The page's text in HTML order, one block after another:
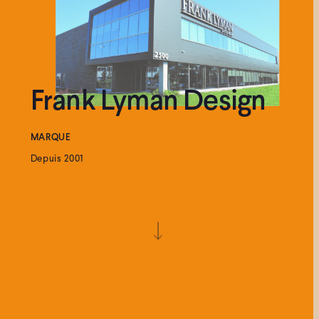
Frank Lyman Design
MARQUE
Depuis 2001